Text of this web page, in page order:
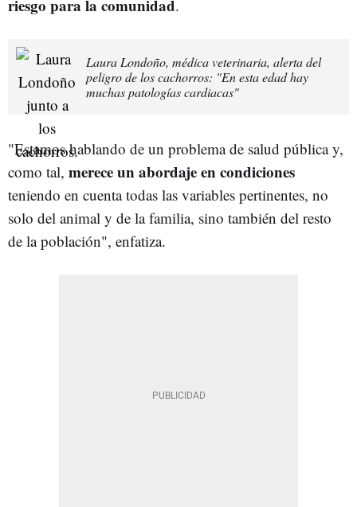
riesgo para la comunidad.
Laura Londoño, médica veterinaria, alerta del
peligro de los cachorros: "En esta edad hay
muchas patologías cardiacas"
"Estamos hablando de un problema de salud pública y,
como tal, merece un abordaje en condiciones
teniendo en cuenta todas las variables pertinentes, no
solo del animal y de la familia, sino también del resto
de la población", enfatiza.